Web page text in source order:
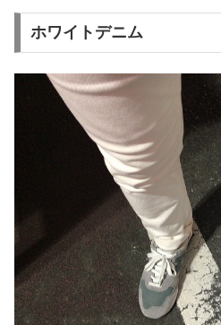
ホワイトデニム